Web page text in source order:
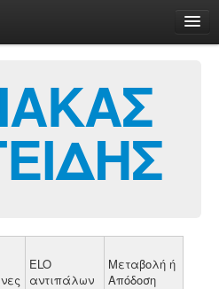
ELO
αντιπάλων
Μεταβολή ή
Απόδοση